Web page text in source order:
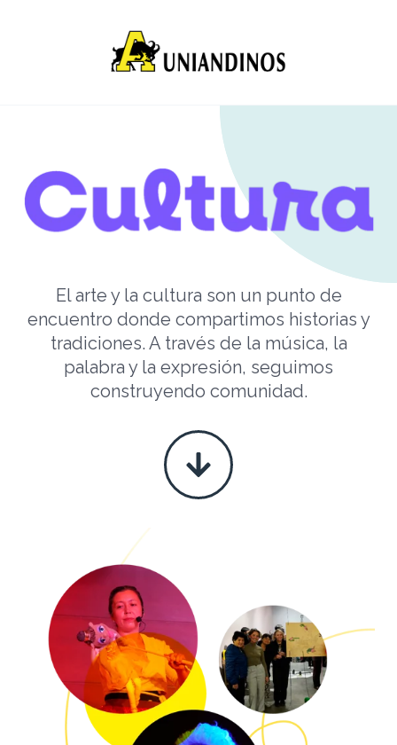
El arte y la cultura son un punto de
encuentro donde compartimos historias y
tradiciones. A través de la música, la
palabra y la expresión, seguimos
construyendo comunidad.